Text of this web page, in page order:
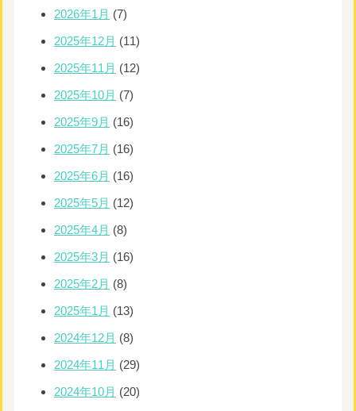
2026年1月 (7)
2025年12月 (11)
2025年11月 (12)
2025年10月 (7)
2025年9月 (16)
2025年7月 (16)
2025年6月 (16)
2025年5月 (12)
2025年4月 (8)
2025年3月 (16)
2025年2月 (8)
2025年1月 (13)
2024年12月 (8)
2024年11月 (29)
2024年10月 (20)